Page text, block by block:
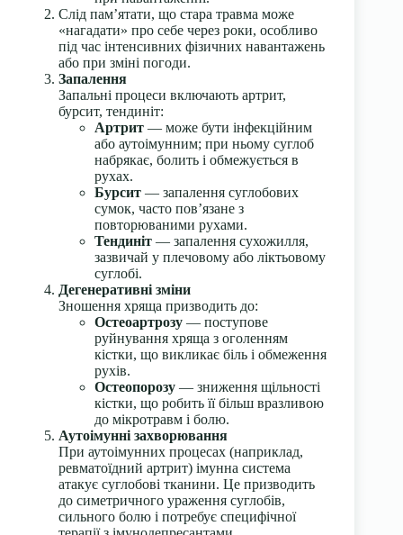
Слід пам’ятати, що стара травма може
«нагадати» про себе через роки, особливо
під час інтенсивних фізичних навантажень
або при зміні погоди.
Запалення
Запальні процеси включають артрит,
бурсит, тендиніт:
Артрит — може бути інфекційним
або аутоімунним; при ньому суглоб
набрякає, болить і обмежується в
рухах.
Бурсит — запалення суглобових
сумок, часто пов’язане з
повторюваними рухами.
Тендиніт — запалення сухожилля,
зазвичай у плечовому або ліктьовому
суглобі.
Дегенеративні зміни
Зношення хряща призводить до:
Остеоартрозу — поступове
руйнування хряща з оголенням
кістки, що викликає біль і обмеження
рухів.
Остеопорозу — зниження щільності
кістки, що робить її більш вразливою
до мікротравм і болю.
Аутоімунні захворювання
При аутоімунних процесах (наприклад,
ревматоїдний артрит) імунна система
атакує суглобові тканини. Це призводить
до симетричного ураження суглобів,
сильного болю і потребує специфічної